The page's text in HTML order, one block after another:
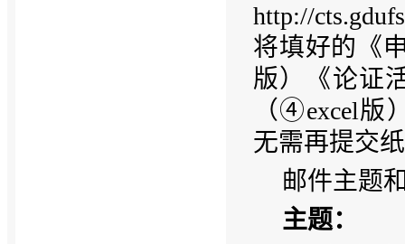
http://
将填好的《
版）《论证
（④excel版
无需再提交
邮件主题
主题：